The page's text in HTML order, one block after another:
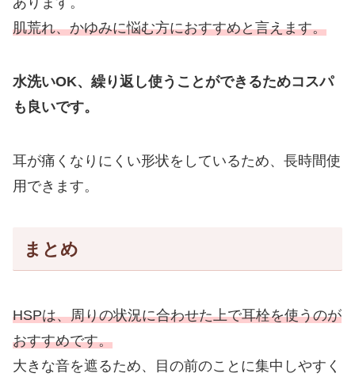
肌荒れ、かゆみに悩む方におすすめと言えます。
水洗いOK、繰り返し使うことができるためコスパ
も良いです。
耳が痛くなりにくい形状をしているため、長時間使
用できます。
まとめ
HSPは、周りの状況に合わせた上で耳栓を使うのが
おすすめです。
大きな音を遮るため、目の前のことに集中しやすく